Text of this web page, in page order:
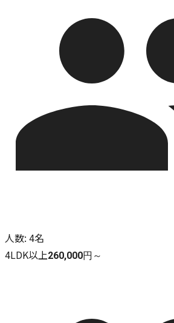
人数: 4名
4LDK以上260,000円～